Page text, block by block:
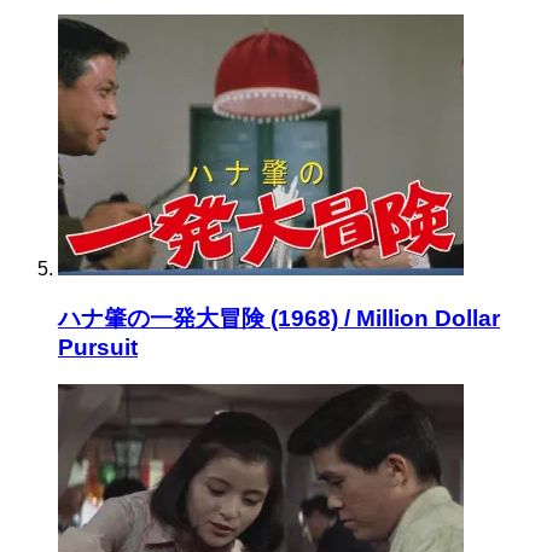
ハナ肇の一発大冒険 (1968) / Million Dollar
Pursuit